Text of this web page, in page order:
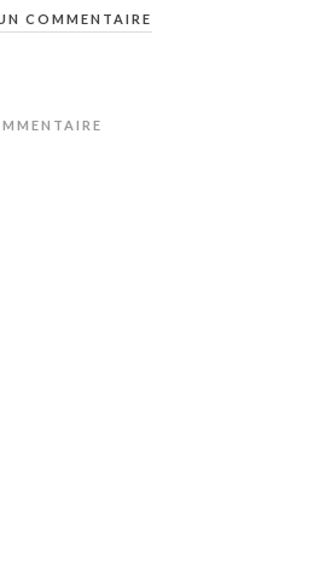
COMMENTAIRE